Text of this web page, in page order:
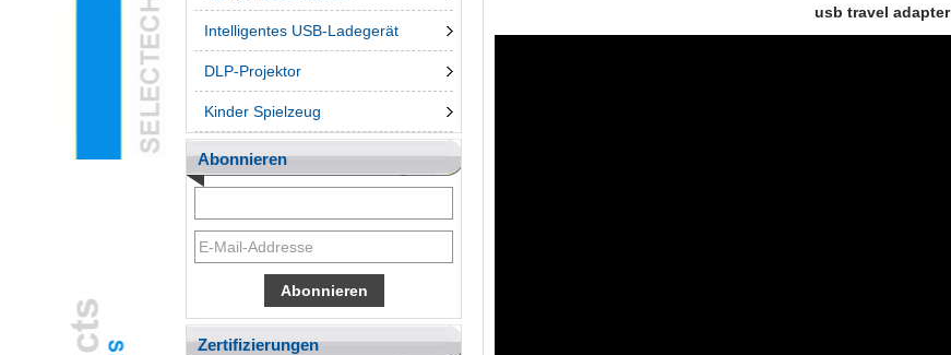
Intelligentes USB-Ladegerät
DLP-Projektor
Kinder Spielzeug
Abonnieren
Zertifizierungen
usb travel adapter